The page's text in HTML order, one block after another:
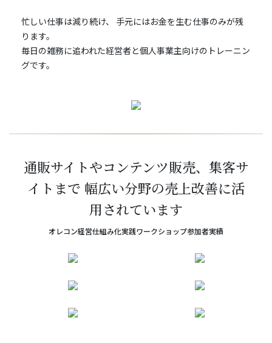
忙しい仕事は減り続け、 手元にはお金を生む仕事のみが残
ります。
毎日の雑務に追われた経営者と個人事業主向けのトレーニン
グです。
通販サイトやコンテンツ販売、集客サ
イトまで 幅広い分野の売上改善に活
用されています
オレコン経営仕組み化実践ワークショップ参加者実績